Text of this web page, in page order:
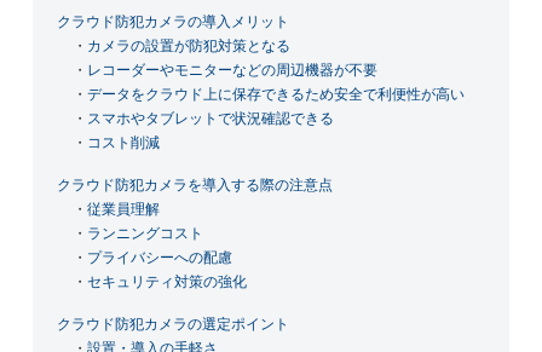
クラウド防犯カメラの導入メリット
・ カメラの設置が防犯対策となる
・ レコーダーやモニターなどの周辺機器が不要
・データをクラウド上に保存できるため安全で利便性が高い
・ スマホやタブレットで状況確認できる
・ コスト削減
クラウド防犯カメラを導入する際の注意点
・従業員理解
・ ランニングコスト
・ プライバシーへの配慮
・セキュリティ対策の強化
クラウド防犯カメラの選定ポイント
・設置・導入の手軽さ